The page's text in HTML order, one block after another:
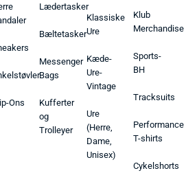
Ons
Lædertasker
Bæltetasker
Messenger
Bags
Kufferter
og
Trolleyer
Klassiske
Ure
Kæde-
Ure-
Vintage
Ure
(Herre,
Dame,
Unisex)
Klub
Merchandise
Sports-
BH
Tracksuits
Performance
T-shirts
Cykelshorts